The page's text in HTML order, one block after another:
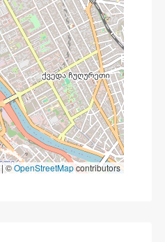
|©OpenStreetMapcontributors